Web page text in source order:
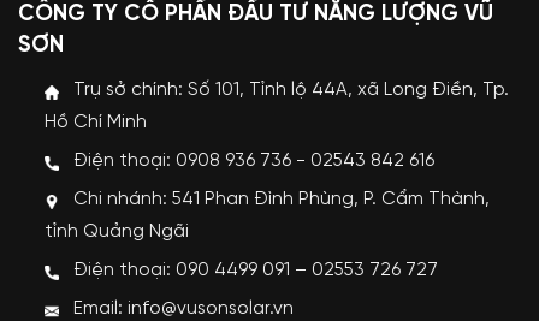
CÔNG TY CỔ PHẦN ĐẦU TƯ NĂNG LƯỢNG VŨ
SƠN
Trụ sở chính: Số 101, Tỉnh lộ 44A, xã Long Điền, Tp.
Hồ Chí Minh
Điện thoại: 0908 936 736 - 02543 842 616
Chi nhánh: 541 Phan Đình Phùng, P. Cẩm Thành,
tỉnh Quảng Ngãi
Điện thoại: 090 4499 091 – 02553 726 727
Email: info@vusonsolar.vn